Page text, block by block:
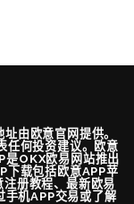
由欧意官网提供。
任何投资建议。欧意
是OKX欧易网站推出
下载包括欧意APP苹
册教程、最新欧易
手机APP交易或了解